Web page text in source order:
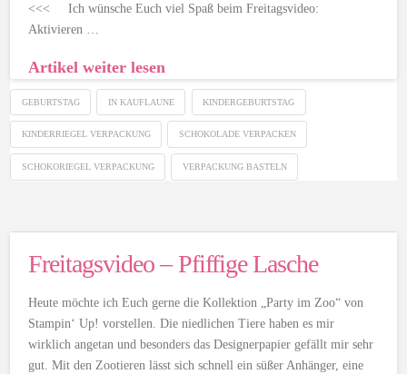
<<< Ich wünsche Euch viel Spaß beim Freitagsvideo:
Aktivieren …
Artikel weiter lesen
GEBURTSTAG IN KAUFLAUNE KINDERGEBURTSTAG
KINDERRIEGEL VERPACKUNG SCHOKOLADE VERPACKEN
SCHOKORIEGEL VERPACKUNG VERPACKUNG BASTELN
Freitagsvideo – Pfiffige Lasche
Heute möchte ich Euch gerne die Kollektion „Party im Zoo“ von
Stampin‘ Up! vorstellen. Die niedlichen Tiere haben es mir
wirklich angetan und besonders das Designerpapier gefällt mir sehr
gut. Mit den Zootieren lässt sich schnell ein süßer Anhänger, eine